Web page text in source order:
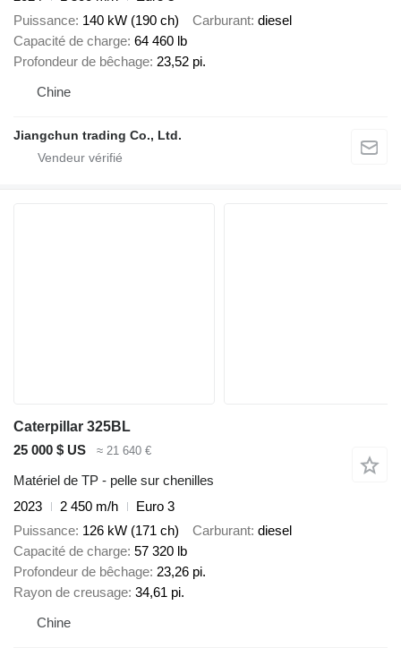
Puissance 140 kW (190 ch) Carburant diesel
Capacité de charge 64 460 lb
Profondeur de bêchage 23,52 pi.
Chine
Jiangchun trading Co., Ltd.
Caterpillar 325BL
25 000 $ US
≈ 21 640 €
Matériel de TP - pelle sur chenilles
2023
2 450 m/h
Euro 3
Puissance 126 kW (171 ch) Carburant diesel
Capacité de charge 57 320 lb
Profondeur de bêchage 23,26 pi.
Rayon de creusage 34,61 pi.
Chine